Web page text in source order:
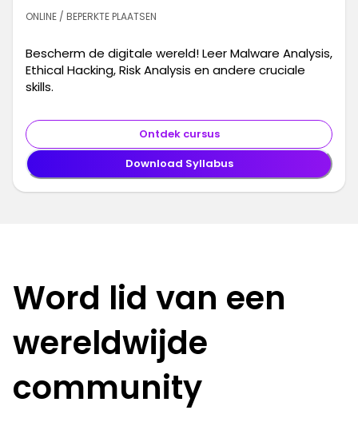
ONLINE / BEPERKTE PLAATSEN
Bescherm de digitale wereld! Leer Malware Analysis,
Ethical Hacking, Risk Analysis en andere cruciale
skills.
Ontdek cursus
Download Syllabus
Word lid van een
wereldwijde
community